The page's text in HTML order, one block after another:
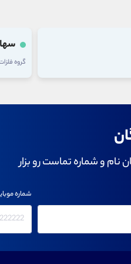
گروه
نام و شماره تماست رو بزار
شماره